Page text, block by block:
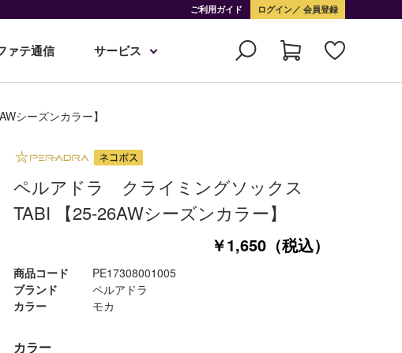
ご利用ガイド ログイン 会員登録
ァテ通信 サービス
シーズンカラー】
ペルアドラ クライミングソックス
TABI 【25-26AWシーズンカラー】
￥1,650（税込）
商品コード
PE17308001005
ブランド
ペルアドラ
カラー
モカ
カラー